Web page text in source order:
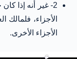
2- غير أنه إذا
الأجزاء،
الأجزاء الأخرى.